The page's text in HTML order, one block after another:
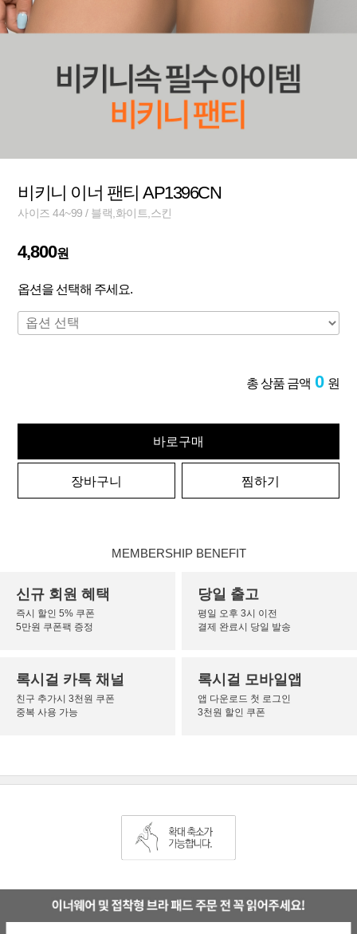
비키니 이너 팬티 AP1396CN
사이즈 44~99 / 블랙,화이트,스킨
4,800원
옵션을 선택해 주세요.
총 상품 금액 0 원
바로구매
장바구니 찜하기
MEMBERSHIP BENEFIT
신규 회원 혜택
즉시 할인 5% 쿠폰
5만원 쿠폰팩 증정
당일 출고
평일 오후 3시 이전
결제 완료시 당일 발송
록시걸 카톡 채널
친구 추가시 3천원 쿠폰
중복 사용 가능
록시걸 모바일앱
앱 다운로드 첫 로그인
3천원 할인 쿠폰